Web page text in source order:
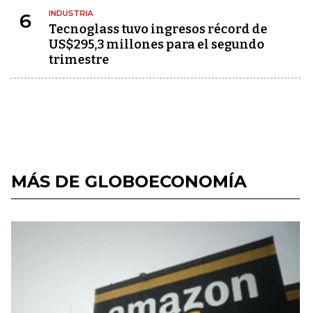
6 INDUSTRIA
Tecnoglass tuvo ingresos récord de
US$295,3 millones para el segundo
trimestre
MÁS DE GLOBOECONOMÍA